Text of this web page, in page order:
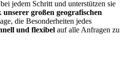
jedem Schritt und unterstützen sie
unserer großen geografischen
die Besonderheiten jedes
und flexibel auf alle Anfragen zu